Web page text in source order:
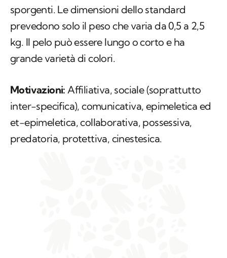
sporgenti. Le dimensioni dello standard
prevedono solo il peso che varia da 0,5 a 2,5
kg. Il pelo può essere lungo o corto e ha
grande varietà di colori.
Motivazioni: Affiliativa, sociale (soprattutto
inter-specifica), comunicativa, epimeletica ed
et-epimeletica, collaborativa, possessiva,
predatoria, protettiva, cinestesica.